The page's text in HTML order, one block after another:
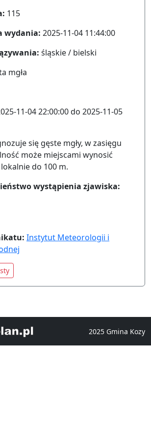
115
wydania: 2025-11-04 11:44:00
śląskie / bielski
mgła
11-04 22:00:00 do 2025-11-05
się gęste mgły, w zasięgu
może miejscami wynosić
do 100 m.
wystąpienia zjawiska:
Instytut Meteorologii i
2025 Gmina Kozy